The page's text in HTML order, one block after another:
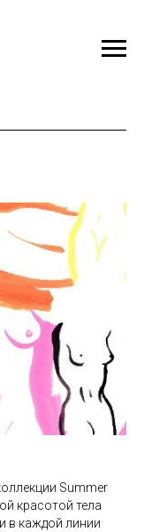
Summer
красотой тела
в каждой линии